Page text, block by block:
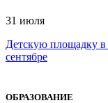
31 июля
Детскую площадку
сентябре
ОБРАЗОВАНИЕ